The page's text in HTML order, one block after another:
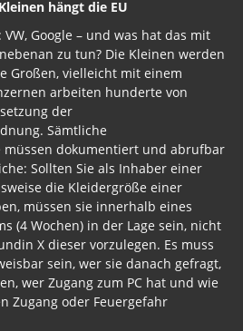
hängt die EU
Google – und was hat das mit
zu tun? Die Kleinen werden
Großen, vielleicht mit einem
arbeiten hunderte von
der
Sämtliche
müssen dokumentiert und abrufbar
Sollten Sie als Inhaber einer
die Kleidergröße einer
müssen sie innerhalb eines
(4 Wochen) in der Lage sein, nicht
X dieser vorzulegen. Es muss
sein, wer sie danach gefragt,
wer Zugang zum PC hat und wie
Zugang oder Feuergefahr